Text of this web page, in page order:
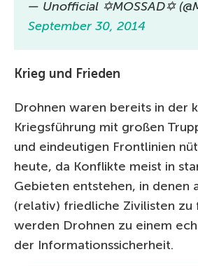
— Unofficial ✡MOSSAD✡
September 30, 2014
Krieg und Frieden
Drohnen waren bereits in der
Kriegsführung mit großen
und eindeutigen Frontlinien
heute, da Konflikte meist in
Gebieten entstehen, in denen
(relativ) friedliche Zivilisten zu
werden Drohnen zu einem
der Informationssicherheit.